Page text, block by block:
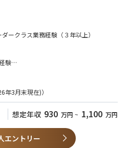
機の同時始動に、創業期メンバーとして
ー格として、防衛省の戦闘指揮統制シ
レーション試験を統括いただきます。
による要求分析、アーキテクチャ設計
するサブシステムの設計が、お互いに矛
する。
ムとしての要求が実現されているか確
統括する。
は以下URLを参照ください。
role/role04/page01/index.html
ークラス業務経験（３年以上）
験
いう気持ちを持っている人
年3月末現在)）
想定年収 930 万円 ~ 1,100 万円
エントリー